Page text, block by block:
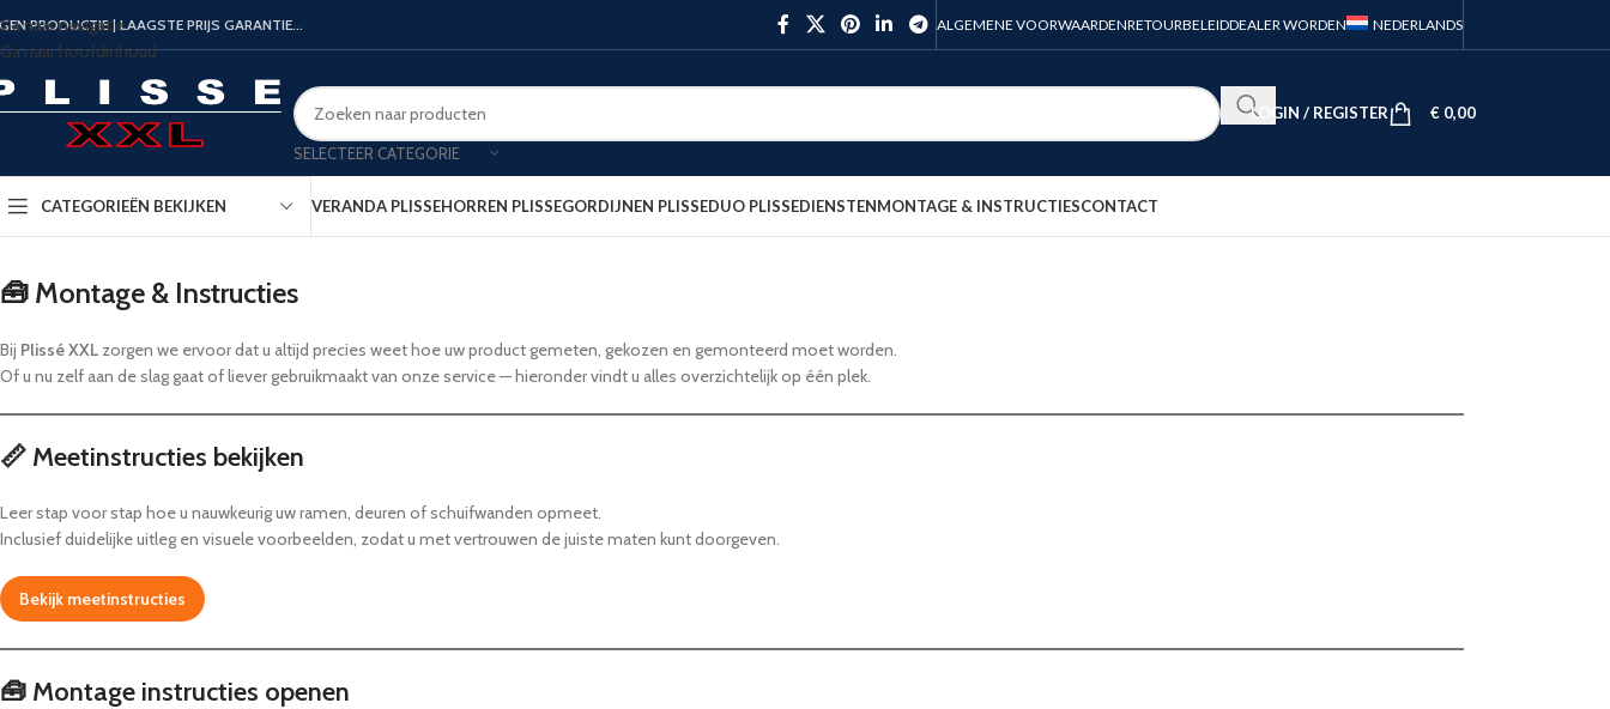
Ga naar navigatie
Ga naar hoofdinhoud
PRODUCTIE | LAAGSTE PRIJS GARANTIE... ALGEMENE VOORWAARDENRETOURBELEIDDEALER WORDEN NEDERLANDS
SELECTEER CATEGORIE
LOGIN / REGISTER € 0,00
CATEGORIEËN BEKIJKEN VERANDA PLISSEHORREN PLISSEGORDIJNEN PLISSEDUO PLISSEDIENSTENMONTAGE & INSTRUCTIESCONTACT
🧰 Montage & Instructies
Bij Plissé XXL zorgen we ervoor dat u altijd precies weet hoe uw product gemeten, gekozen en gemonteerd moet worden.
Of u nu zelf aan de slag gaat of liever gebruikmaakt van onze service — hieronder vindt u alles overzichtelijk op één plek.
📏 Meetinstructies bekijken
Leer stap voor stap hoe u nauwkeurig uw ramen, deuren of schuifwanden opmeet.
Inclusief duidelijke uitleg en visuele voorbeelden, zodat u met vertrouwen de juiste maten kunt doorgeven.
Bekijk meetinstructies
🧰 Montage instructies openen